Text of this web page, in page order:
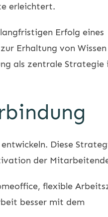
erleichtert.
Erfolg eines
Erhaltung von Wissen
als zentrale Strategie
entwickeln. Diese
der
flexible
besser mit dem